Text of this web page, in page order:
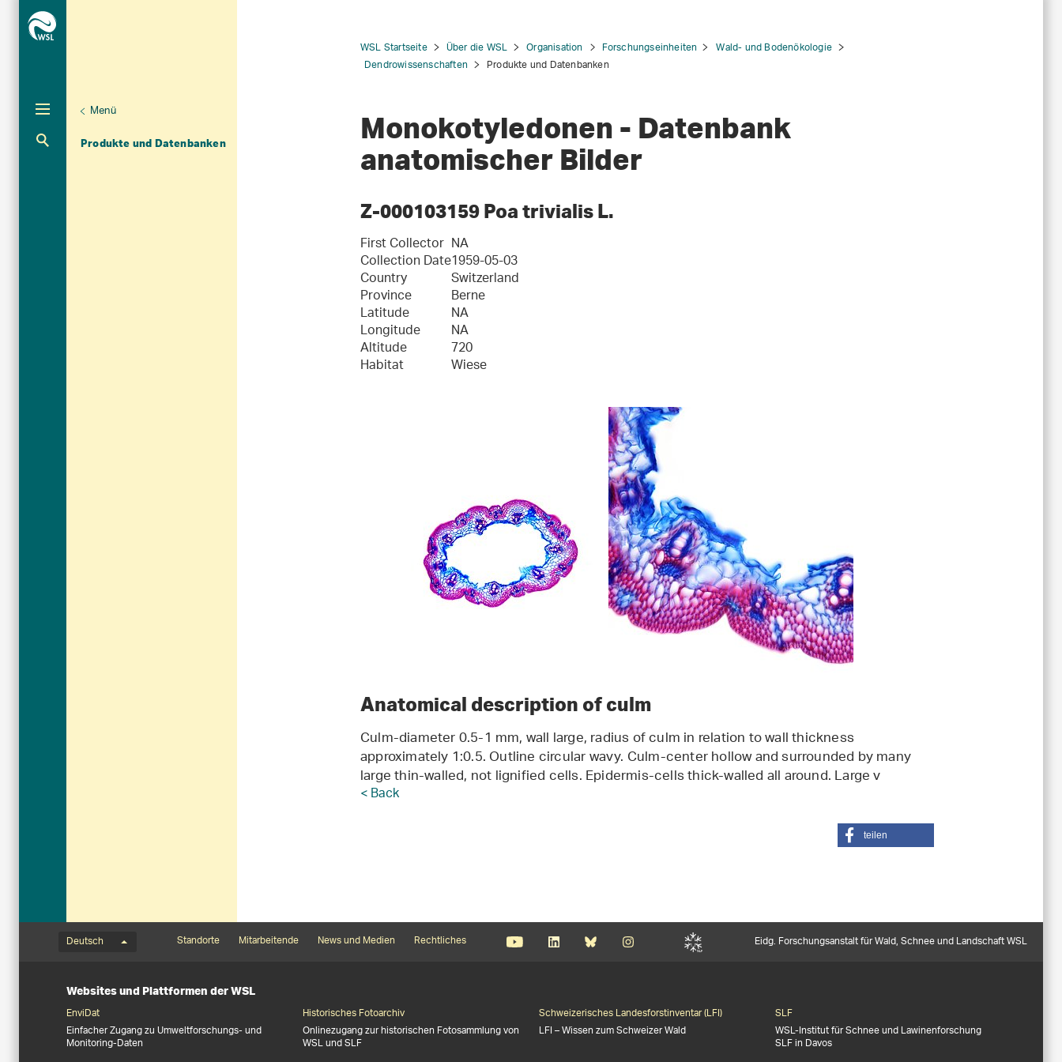
Dendrowissenschaften
Unternavigation
Menü
Produkte und Datenbanken
Aktuelle Navigation
WSL Startseite Über die WSL Organisation Forschungseinheiten
Wald- und Bodenökologie
Dendrowissenschaften
Produkte und Datenbanken
Monokotyledonen - Datenbank
anatomischer Bilder
Z-000103159 Poa trivialis L.
First Collector NA
Collection Date1959-05-03
Country Switzerland
Province Berne
Latitude NA
Longitude NA
Altitude 720
Habitat Wiese
Anatomical description of culm
Culm-diameter 0.5-1 mm, wall large, radius of culm in relation to wall thickness
approximately 1:0.5. Outline circular wavy. Culm-center hollow and surrounded by many
large thin-walled, not lignified cells. Epidermis-cells thick-walled all around. Large v
< Back
teilen
Sprachmenü
Deutsch
Footernavigation
Standorte Mitarbeitende News und Medien Rechtliches Eidg. Forschungsanstalt für Wald, Schnee und Landschaft WSL
Websites und Plattformen der WSL
EnviDat
Einfacher Zugang zu Umweltforschungs- und
Monitoring-Daten
Historisches Fotoarchiv
Onlinezugang zur historischen Fotosammlung von
WSL und SLF
Schweizerisches Landesforstinventar (LFI)
LFI – Wissen zum Schweizer Wald
SLF
WSL-Institut für Schnee und Lawinenforschung
SLF in Davos